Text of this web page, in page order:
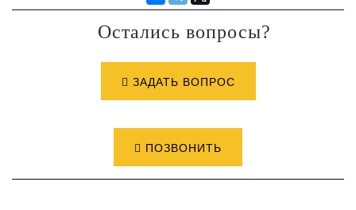
Остались вопросы?
ЗАДАТЬ ВОПРОС
ПОЗВОНИТЬ